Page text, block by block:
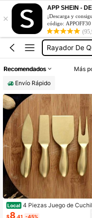
×
APP SHEIN -
¡Descarga y
código: APPOFF30
Cortador De
Charcuterie
Rayador De
Recomendados Más
Envío Rápido
Local 4 Piezas Juego de
de Queso de Acero Inoxidable,
$8.41 -45%